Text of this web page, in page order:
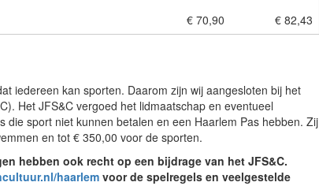
€ 70,90 € 82,43
iedereen kan sporten. Daarom zijn wij aangesloten bij het
Het JFS&C vergoed het lidmaatschap en eventueel
die sport niet kunnen betalen en een Haarlem Pas hebben. Zij
en tot € 350,00 voor de sporten.
hebben ook recht op een bijdrage van het JFS&C.
haarlem voor de spelregels en veelgestelde